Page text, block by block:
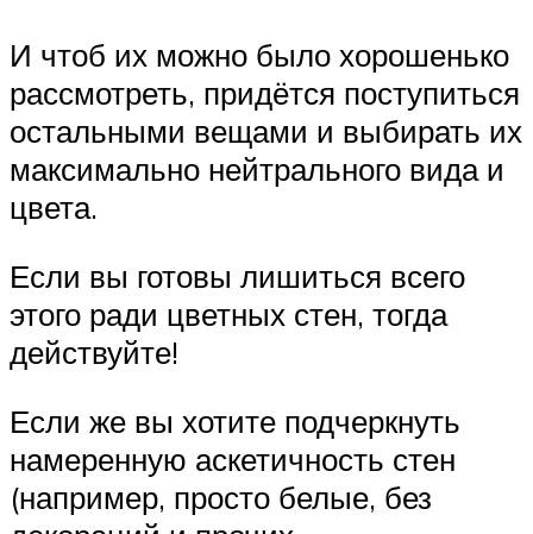
И чтоб их можно было хорошенько
рассмотреть, придётся поступиться
остальными вещами и выбирать их
максимально нейтрального вида и
цвета.
Если вы готовы лишиться всего
этого ради цветных стен, тогда
действуйте!
Если же вы хотите подчеркнуть
намеренную аскетичность стен
(например, просто белые, без